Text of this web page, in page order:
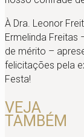
À Dra. Leonor
Ermelinda
de mérito –
felicitações pela
Festa!
VEJA
TAMBÉM